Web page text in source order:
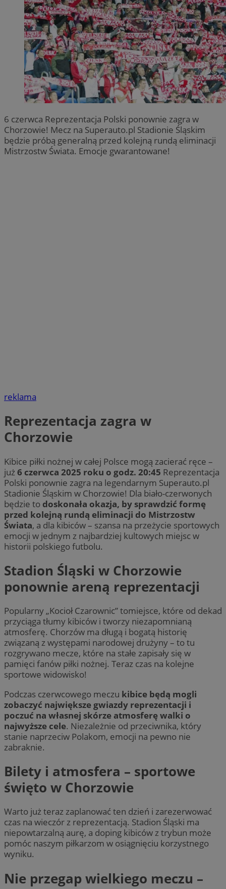
6 czerwca Reprezentacja Polski ponownie zagra w
Chorzowie! Mecz na Superauto.pl Stadionie Śląskim
będzie próbą generalną przed kolejną rundą eliminacji
Mistrzostw Świata. Emocje gwarantowane!
reklama
Reprezentacja zagra w
Chorzowie
Kibice piłki nożnej w całej Polsce mogą zacierać ręce –
już6 czerwca 2025 roku o godz. 20:45 Reprezentacja
Polski ponownie zagra na legendarnym Superauto.pl
Stadionie Śląskim w Chorzowie! Dla biało-czerwonych
będzie to doskonała okazja, by sprawdzić formę
przed kolejną rundą eliminacji do Mistrzostw
Świata, a dla kibiców – szansa na przeżycie sportowych
emocji w jednym z najbardziej kultowych miejsc w
historii polskiego futbolu.
Stadion Śląski w Chorzowie
ponownie areną reprezentacji
Popularny „Kocioł Czarownic” tomiejsce, które od dekad
przyciąga tłumy kibiców i tworzy niezapomnianą
atmosferę. Chorzów ma długą i bogatą historię
związaną z występami narodowej drużyny – to tu
rozgrywano mecze, które na stałe zapisały się w
pamięci fanów piłki nożnej. Teraz czas na kolejne
sportowe widowisko!
Podczas czerwcowego meczu kibice będą mogli
zobaczyć największe gwiazdy reprezentacji i
poczuć na własnej skórze atmosferę walki o
najwyższe cele. Niezależnie od przeciwnika, który
stanie naprzeciw Polakom, emocji na pewno nie
zabraknie.
Bilety i atmosfera – sportowe
święto w Chorzowie
Warto już teraz zaplanować ten dzień i zarezerwować
czas na wieczór z reprezentacją. Stadion Śląski ma
niepowtarzalną aurę, a doping kibiców z trybun może
pomóc naszym piłkarzom w osiągnięciu korzystnego
wyniku.
Nie przegap wielkiego meczu –